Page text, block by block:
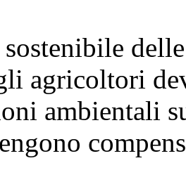
agricoltori
ambientali